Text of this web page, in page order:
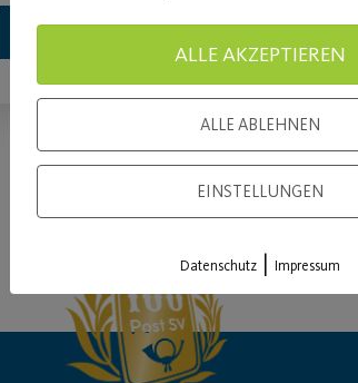
WEITERLESEN
ALLE AKZEPTIEREN
ALLE ABLEHNEN
EINSTELLUNGEN
Datenschutz | Impressum